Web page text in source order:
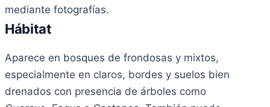
mediante fotografías.
Hábitat
Aparece en bosques de frondosas y mixtos,
especialmente en claros, bordes y suelos bien
drenados con presencia de árboles como